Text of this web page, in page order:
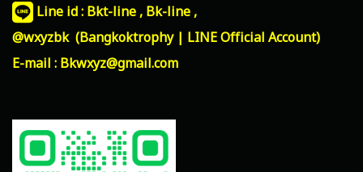
Line id : Bkt-line , Bk-line ,
@wxyzbk (Bangkoktrophy | LINE Official Account)
E-mail : Bkwxyz@gmail.com